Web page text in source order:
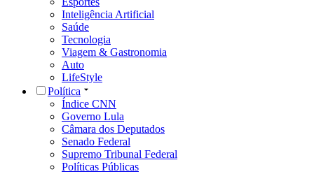
Inteligência Artificial
Saúde
Tecnologia
Viagem & Gastronomia
Auto
LifeStyle
Política
Índice CNN
Governo Lula
Câmara dos Deputados
Senado Federal
Supremo Tribunal Federal
Políticas Públicas